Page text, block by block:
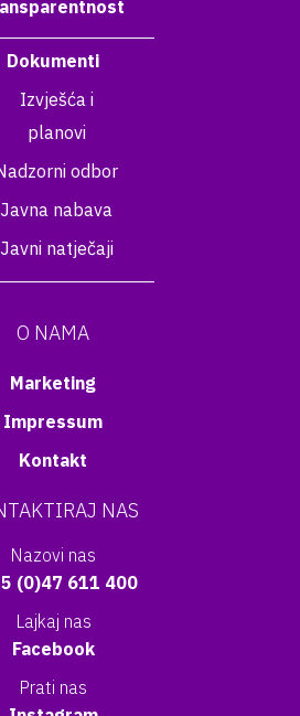
Dokumenti
Izvješća i
planovi
odbor
Javna nabava
Javni natječaji
O NAMA
Marketing
Impressum
Kontakt
NAS
Nazovi nas
(0)47 611 400
Lajkaj nas
Facebook
Prati nas